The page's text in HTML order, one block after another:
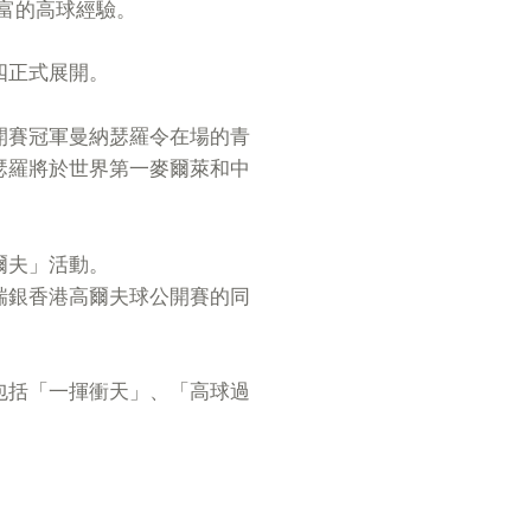
高球經驗。
式展開。
冠軍曼納瑟羅令在場的青
將於世界第一麥爾萊和中
」活動。
香港高爾夫球公開賽的同
「一揮衝天」、「高球過